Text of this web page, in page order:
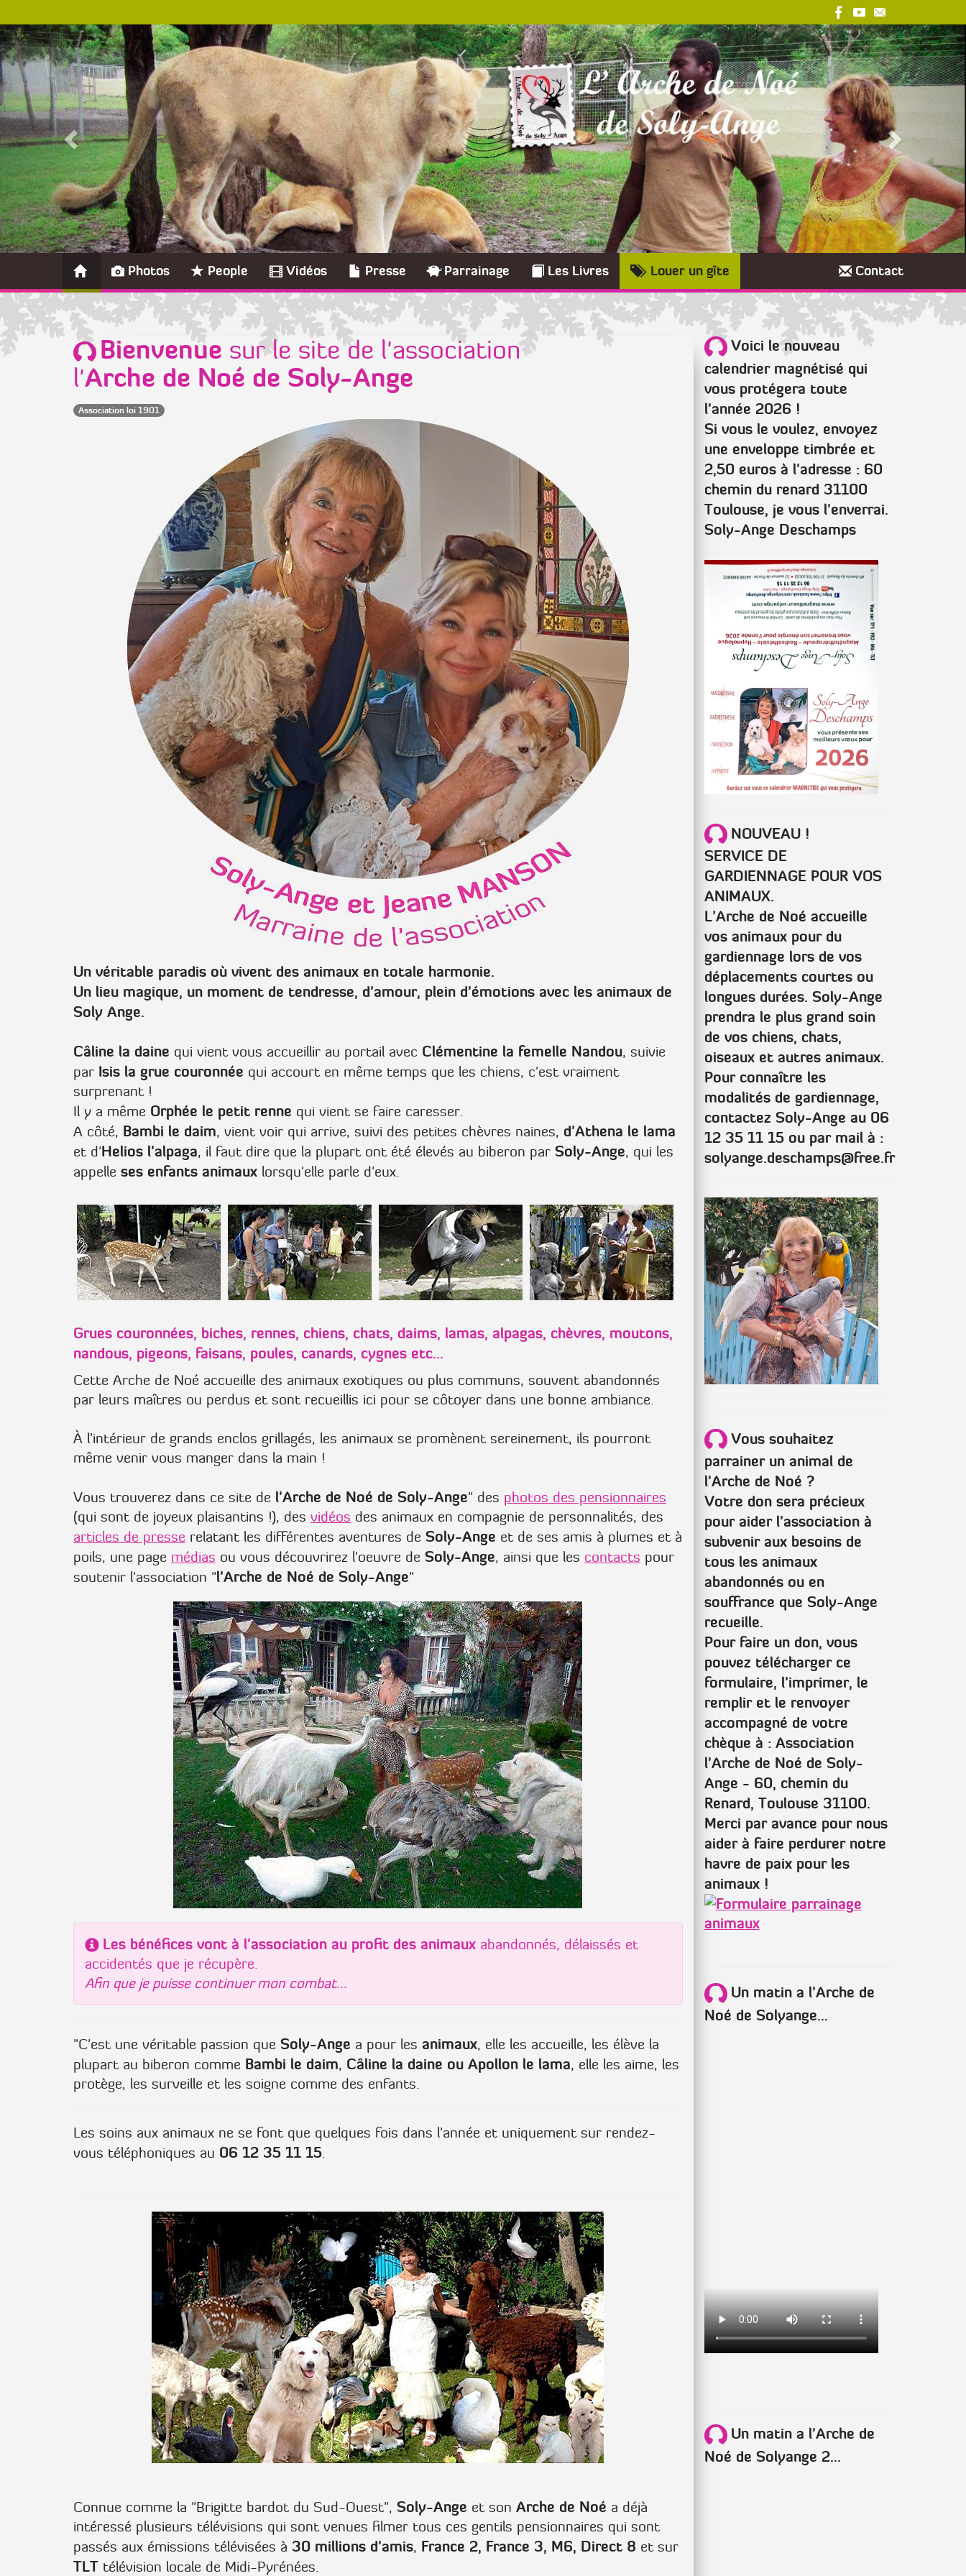
Photos People Vidéos Presse Parrainage Les Livres Louer un gîte Contact
Bienvenue sur le site de l'association
l'Arche de Noé de Soly-Ange
Association loi 1901
Un véritable paradis où vivent des animaux en totale harmonie.
Un lieu magique, un moment de tendresse, d'amour, plein d'émotions avec les animaux de
Soly Ange.
Câline la daine qui vient vous accueillir au portail avec Clémentine la femelle Nandou, suivie
par Isis la grue couronnée qui accourt en même temps que les chiens, c'est vraiment
surprenant !
Il y a même Orphée le petit renne qui vient se faire caresser.
A côté, Bambi le daim, vient voir qui arrive, suivi des petites chèvres naines, d'Athena le lama
et d'Helios l'alpaga, il faut dire que la plupart ont été élevés au biberon par Soly-Ange, qui les
appelle ses enfants animaux lorsqu'elle parle d'eux.
Grues couronnées, biches, rennes, chiens, chats, daims, lamas, alpagas, chèvres, moutons,
nandous, pigeons, faisans, poules, canards, cygnes etc...
Cette Arche de Noé accueille des animaux exotiques ou plus communs, souvent abandonnés
par leurs maîtres ou perdus et sont recueillis ici pour se côtoyer dans une bonne ambiance.
À l'intérieur de grands enclos grillagés, les animaux se promènent sereinement, ils pourront
même venir vous manger dans la main !
Vous trouverez dans ce site de l'Arche de Noé de Soly-Ange" des photos des pensionnaires
(qui sont de joyeux plaisantins !), des vidéos des animaux en compagnie de personnalités, des
articles de presse relatant les différentes aventures de Soly-Ange et de ses amis à plumes et à
poils, une page médias ou vous découvrirez l'oeuvre de Soly-Ange, ainsi que les contacts pour
soutenir l'association "l'Arche de Noé de Soly-Ange"
Les bénéfices vont à l'association au profit des animaux abandonnés, délaissés et
accidentés que je récupère.
Afin que je puisse continuer mon combat...
"C'est une véritable passion que Soly-Ange a pour les animaux, elle les accueille, les élève la
plupart au biberon comme Bambi le daim, Câline la daine ou Apollon le lama, elle les aime, les
protège, les surveille et les soigne comme des enfants.
Les soins aux animaux ne se font que quelques fois dans l'année et uniquement sur rendez-
vous téléphoniques au 06 12 35 11 15.
Connue comme la "Brigitte bardot du Sud-Ouest", Soly-Ange et son Arche de Noé a déjà
intéressé plusieurs télévisions qui sont venues filmer tous ces gentils pensionnaires qui sont
passés aux émissions télévisées à 30 millions d'amis, France 2, France 3, M6, Direct 8 et sur
TLT télévision locale de Midi-Pyrénées.
Voici le nouveau
calendrier magnétisé qui
vous protégera toute
l'année 2026 !
Si vous le voulez, envoyez
une enveloppe timbrée et
2,50 euros à l'adresse : 60
chemin du renard 31100
Toulouse, je vous l'enverrai.
Soly-Ange Deschamps
NOUVEAU !
SERVICE DE
GARDIENNAGE POUR VOS
ANIMAUX.
L’Arche de Noé accueille
vos animaux pour du
gardiennage lors de vos
déplacements courtes ou
longues durées. Soly-Ange
prendra le plus grand soin
de vos chiens, chats,
oiseaux et autres animaux.
Pour connaître les
modalités de gardiennage,
contactez Soly-Ange au 06
12 35 11 15 ou par mail à :
solyange.deschamps@free.fr
Vous souhaitez
parrainer un animal de
l'Arche de Noé ?
Votre don sera précieux
pour aider l'association à
subvenir aux besoins de
tous les animaux
abandonnés ou en
souffrance que Soly-Ange
recueille.
Pour faire un don, vous
pouvez télécharger ce
formulaire, l'imprimer, le
remplir et le renvoyer
accompagné de votre
chèque à : Association
l'Arche de Noé de Soly-
Ange - 60, chemin du
Renard, Toulouse 31100.
Merci par avance pour nous
aider à faire perdurer notre
havre de paix pour les
animaux !
Un matin a l'Arche de
Noé de Solyange...
Un matin a l'Arche de
Noé de Solyange 2...